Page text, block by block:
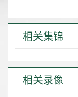
相关集锦
相关录像